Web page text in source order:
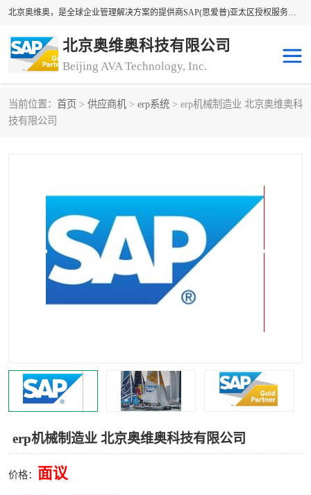
北京奥维奥，是全球企业管理解决方案的提供商SAP(思爱普)亚太区授权服务商领军者，SAP金牌服务商和代理商。企业ERP系统软件，SAP软件实施，17年来服务客户1500多家。提供SAP Business One，SAP Business ByDesign，SAP S/4HANA Cloud，SAP Analytics Cloud （分析云）等产品与解决方案。咨询专线：400-890-8880
北京奥维奥科技有限公司
Beijing AVA Technology, Inc.
当前位置： 首页 > 供应商机 > erp系统 > erp机械制造业 北京奥维奥科
技有限公司
erp机械制造业 北京奥维奥科技有限公司
价格： 面议
sap系统
码上用条码管理 扫码系统
工厂ERP软件 制造业ERP系统
工厂ERP系统 皮具厂erp系统
小工厂erp系统 印染厂erp系统